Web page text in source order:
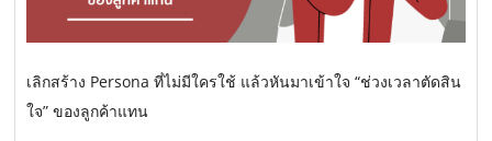
เลิกสร้าง Persona ที่ไม่มีใครใช้ แล้วหันมาเข้าใจ “ช่วงเวลาตัดสิน
ใจ” ของลูกค้าแทน